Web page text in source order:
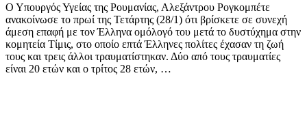
Ο Υπουργός Υγείας της Ρουμανίας, Αλεξάντρου Ρογκομπέτε
ανακοίνωσε το πρωί της Τετάρτης (28/1) ότι βρίσκετε σε συνεχή
άμεση επαφή με τον Έλληνα ομόλογό του μετά το δυστύχημα στην
κομητεία Τίμις, στο οποίο επτά Έλληνες πολίτες έχασαν τη ζωή
τους και τρεις άλλοι τραυματίστηκαν. Δύο από τους τραυματίες
είναι 20 ετών και ο τρίτος 28 ετών, …